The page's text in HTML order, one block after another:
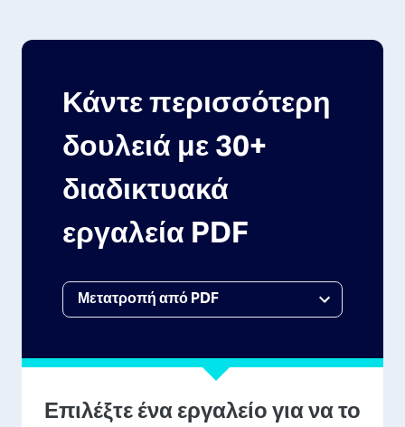
Κάντε περισσότερη
δουλειά με 30+
διαδικτυακά
εργαλεία PDF
Επιλέξτε ένα εργαλείο για να το